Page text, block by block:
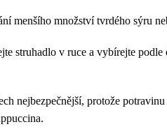
menšího množství tvrdého sýru
struhadlo v ruce a vybírejte
nejbezpečnější, protože